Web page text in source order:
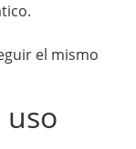
el mismo
uso